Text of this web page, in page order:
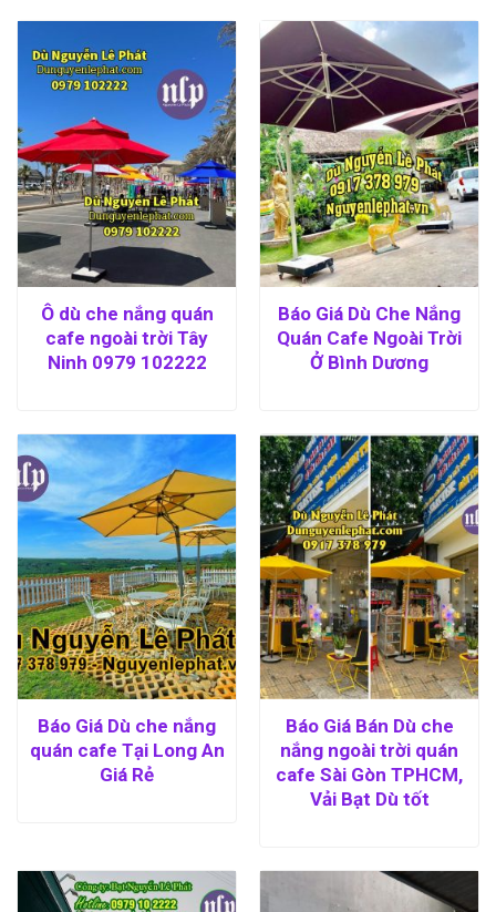
Ô dù che nắng quán
cafe ngoài trời Tây
Ninh 0979 102222
Báo Giá Dù Che Nắng
Quán Cafe Ngoài Trời
Ở Bình Dương
Báo Giá Dù che nắng
quán cafe Tại Long An
Giá Rẻ
Báo Giá Bán Dù che
nắng ngoài trời quán
cafe Sài Gòn TPHCM,
Vải Bạt Dù tốt